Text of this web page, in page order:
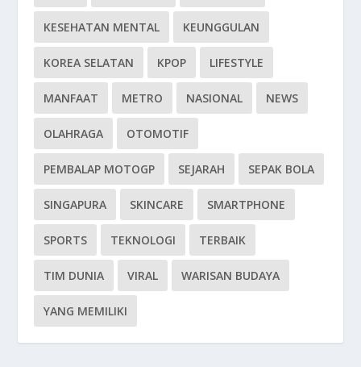
KESEHATAN MENTAL KEUNGGULAN
KOREA SELATAN KPOP LIFESTYLE
MANFAAT METRO NASIONAL NEWS
OLAHRAGA OTOMOTIF
PEMBALAP MOTOGP SEJARAH SEPAK BOLA
SINGAPURA SKINCARE SMARTPHONE
SPORTS TEKNOLOGI TERBAIK
TIM DUNIA VIRAL WARISAN BUDAYA
YANG MEMILIKI